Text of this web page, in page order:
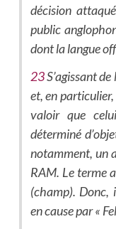
décision
public
dont la langue
23S’agissant
et, en
valoir que
déterminé
notamment, un
RAM. Le terme
(champ). Donc,
en cause par «